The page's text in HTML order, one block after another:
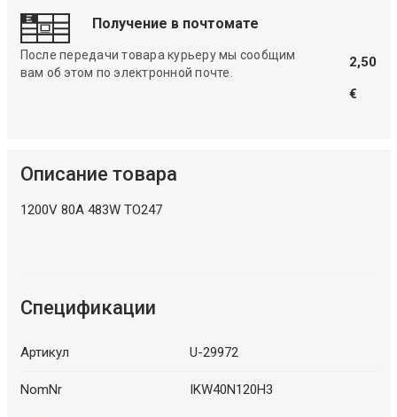
Получение в почтомате
После передачи товара курьеру мы сообщим
вам об этом по электронной почте.
2,50
€
Описание товара
1200V 80A 483W TO247
Спецификации
Артикул U-29972
NomNr IKW40N120H3